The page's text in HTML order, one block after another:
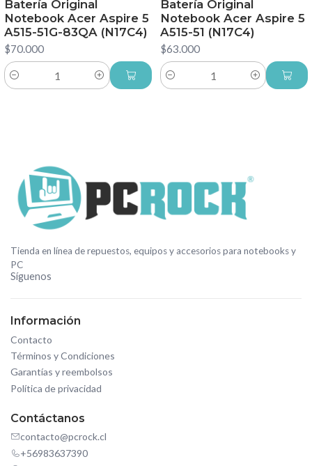
Batería Original
Notebook Acer Aspire 5
A515-51G-83QA (N17C4)
$70.000
Cantidad
Batería Original
Notebook Acer Aspire 5
A515-51 (N17C4)
$63.000
Cantidad
Tienda en línea de repuestos, equipos y accesorios para notebooks y
PC
Síguenos
Información
Contacto
Términos y Condiciones
Garantías y reembolsos
Política de privacidad
Contáctanos
contacto@pcrock.cl
+56983637390